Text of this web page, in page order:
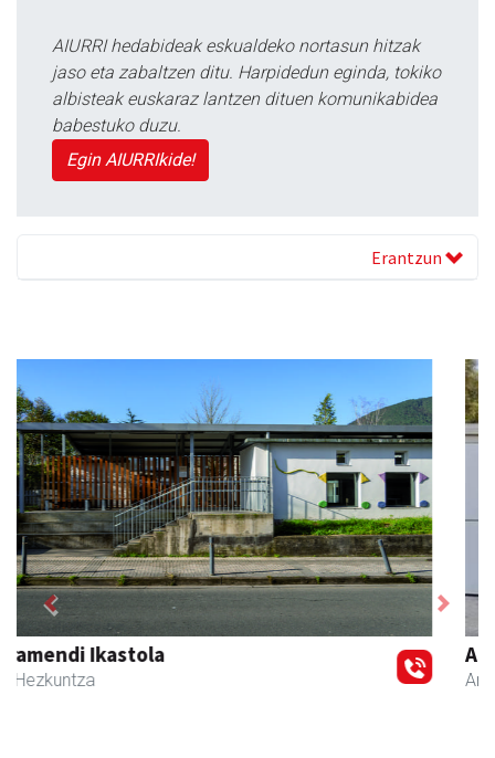
AIURRI hedabideak eskualdeko nortasun hitzak
jaso eta zabaltzen ditu. Harpidedun eginda, tokiko
albisteak euskaraz lantzen dituen komunikabidea
babestuko duzu.
Egin AIURRIkide!
Erantzun
Andoaingo AEK euskaltegia
Andoain - Euskaltegiak
Previous Next